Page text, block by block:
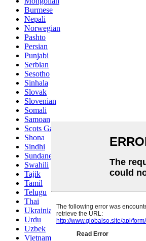
Burmese
Nepali
Norwegian
Pashto
Persian
Punjabi
Serbian
Sesotho
Sinhala
Slovak
Slovenian
Somali
Samoan
Scots Gaelic
Shona
Sindhi
Sundanese
Swahili
Tajik
Tamil
Telugu
Thai
Ukrainian
Urdu
Uzbek
Vietnamese